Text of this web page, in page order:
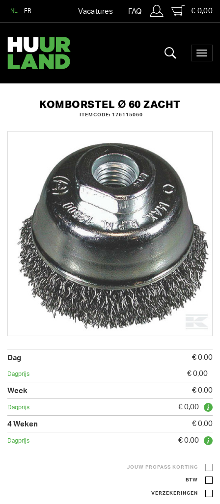
NL FR Vacatures FAQ € 0,00
KOMBORSTEL Ø 60 ZACHT
ITEMCODE: 176115060
€ 0,00
€ 0,00
€ 0,00
€ 0,00
€ 0,00
€ 0,00
JOUW PROPASS KORTING
BTW
VERZEKERINGEN